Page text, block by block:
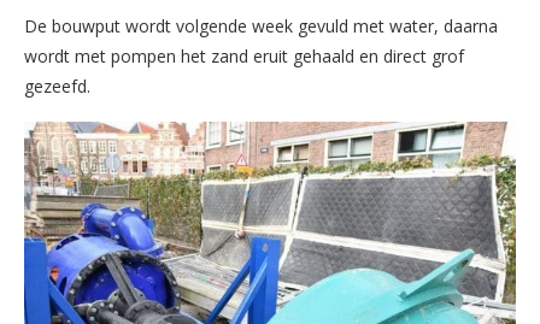
De bouwput wordt volgende week gevuld met water, daarna
wordt met pompen het zand eruit gehaald en direct grof
gezeefd.